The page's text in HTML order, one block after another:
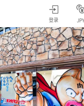
登录 JPY